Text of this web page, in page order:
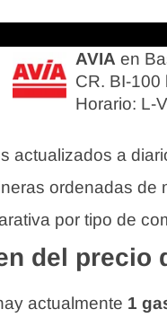
AVIA en
CR. BI-100
Horario: L-
actualizados a
ordenadas de
por tipo de
del precio
actualmente 1